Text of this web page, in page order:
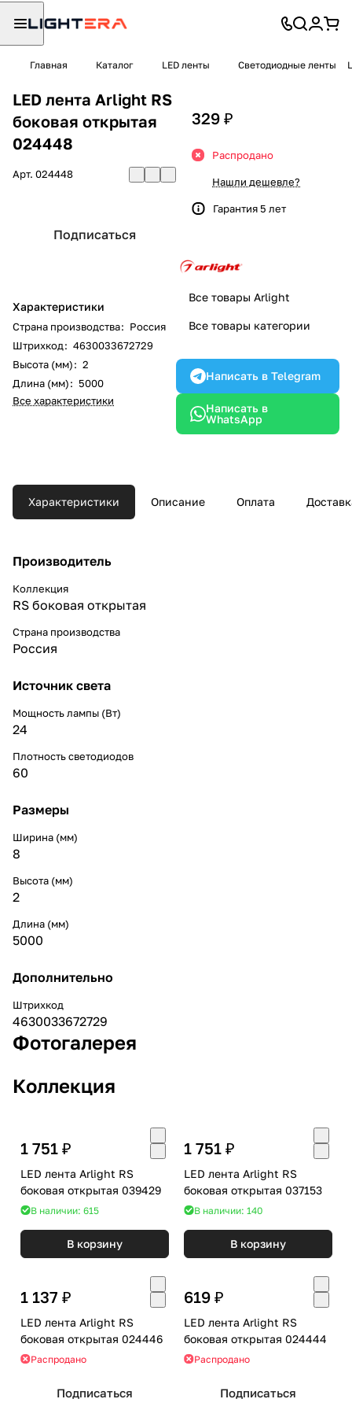
Главная Каталог LED ленты Светодиодные ленты
LED лента Arlight RS
боковая открытая
024448
Арт. 024448
Подписаться
Характеристики
Страна производства: Россия
Штрихкод: 4630033672729
Высота (мм): 2
Длина (мм): 5000
Все характеристики
329 ₽
Распродано
Нашли дешевле?
Гарантия 5 лет
Все товары Arlight
Все товары категории
Написать в Telegram
Написать в
WhatsApp
Характеристики Описание Оплата
Производитель
Коллекция
RS боковая открытая
Страна производства
Россия
Источник света
Мощность лампы (Вт)
24
Плотность светодиодов
60
Размеры
Ширина (мм)
8
Высота (мм)
2
Длина (мм)
5000
Дополнительно
Штрихкод
4630033672729
Фотогалерея
Коллекция
1 751 ₽
LED лента Arlight RS
боковая открытая 039429
В наличии: 615
В корзину
1 751 ₽
LED лента Arlight RS
боковая открытая 037153
В наличии: 140
В корзину
1 137 ₽
LED лента Arlight RS
боковая открытая 024446
Распродано
Подписаться
619 ₽
LED лента Arlight RS
боковая открытая 024444
Распродано
Подписаться